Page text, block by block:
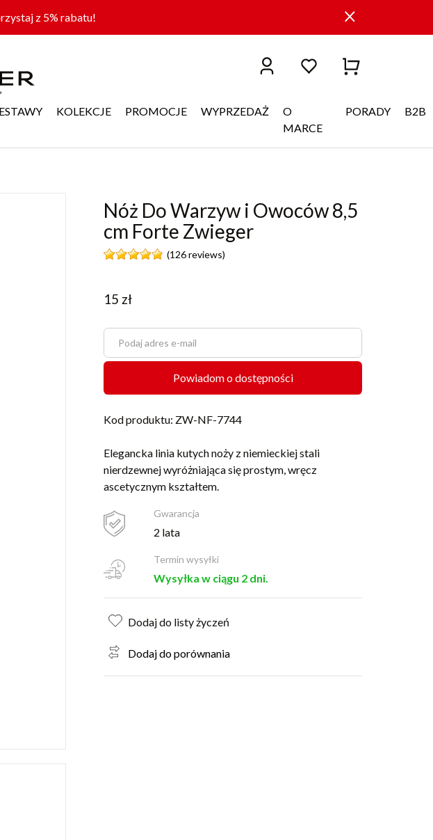
z 5% rabatu!
KOLEKCJE PROMOCJE WYPRZEDAŻ
O
MARCE
PORADY B2B
Nóż Do Warzyw i Owoców 8,5
cm Forte Zwieger
(126 reviews)
15 zł
Powiadom o dostępności
Kod produktu: ZW-NF-7744
Elegancka linia kutych noży z niemieckiej stali
nierdzewnej wyróżniająca się prostym, wręcz
ascetycznym kształtem.
Gwarancja
2 lata
Termin wysyłki
Wysyłka w ciągu 2 dni.
Dodaj do listy życzeń
Dodaj do porównania